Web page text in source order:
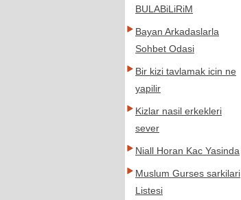
BULABiLiRiM
Bayan Arkadaslarla
Sohbet Odasi
Bir kizi tavlamak icin ne
yapilir
Kizlar nasil erkekleri
sever
Niall Horan Kac Yasinda
Muslum Gurses sarkilari
Listesi